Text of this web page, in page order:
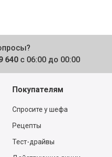
640 с 06:00 до 00:00
Покупателям
Спросите у шефа
Рецепты
Тест-драйвы